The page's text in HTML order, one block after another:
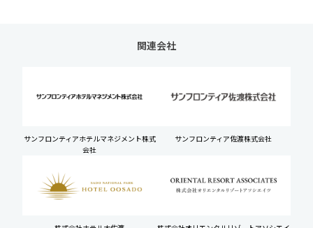
関連会社
サンフロンティアホテルマネジメント株式
会社
サンフロンティア佐渡株式会社